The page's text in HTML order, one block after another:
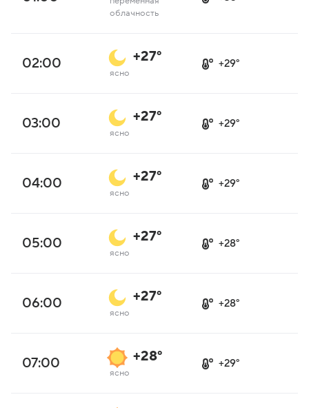
облачность
02:00 +27°
ясно
+29°
03:00 +27°
ясно
+29°
04:00 +27°
ясно
+29°
05:00 +27°
ясно
+28°
06:00 +27°
ясно
+28°
07:00 +28°
ясно
+29°